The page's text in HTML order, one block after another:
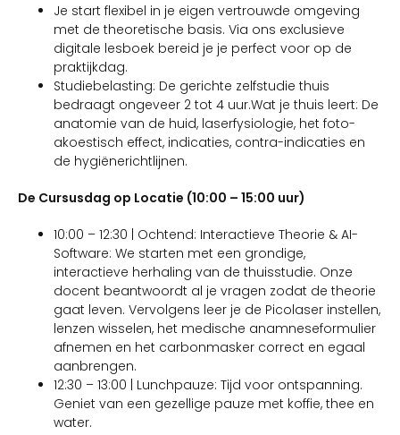
Je start flexibel in je eigen vertrouwde omgeving
met de theoretische basis. Via ons exclusieve
digitale lesboek bereid je je perfect voor op de
praktijkdag.
Studiebelasting: De gerichte zelfstudie thuis
bedraagt ongeveer 2 tot 4 uur.Wat je thuis leert: De
anatomie van de huid, laserfysiologie, het foto-
akoestisch effect, indicaties, contra-indicaties en
de hygiënerichtlijnen.
De Cursusdag op Locatie (10:00 – 15:00 uur)
10:00 – 12:30 | Ochtend: Interactieve Theorie & AI-
Software: We starten met een grondige,
interactieve herhaling van de thuisstudie. Onze
docent beantwoordt al je vragen zodat de theorie
gaat leven. Vervolgens leer je de Picolaser instellen,
lenzen wisselen, het medische anamneseformulier
afnemen en het carbonmasker correct en egaal
aanbrengen.
12:30 – 13:00 | Lunchpauze: Tijd voor ontspanning.
Geniet van een gezellige pauze met koffie, thee en
water.